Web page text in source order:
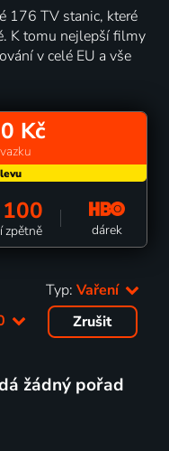
176 TV stanic, které
K tomu nejlepší filmy
v celé EU a vše
Kč
100
zpětně dárek
Typ: Vaření
Zrušit
žádný pořad